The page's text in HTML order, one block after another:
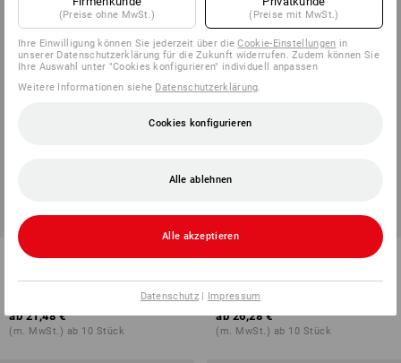
Piquékleid e.s.avida
ab 21,48 €
(m. MwSt.) ab 10 Stück
e.s. Piqué-Polo cotton stretch,
17 Farben
ab 26,28 €
(m. MwSt.) ab 10 Stück
(Preise ohne MwSt.) (Preise mit MwSt.)
Ihre Einwilligung können Sie jederzeit über dieCookie-Einstellungen in
unserer Datenschutzerklärung für die Zukunft widerrufen. Zudem können Sie
Ihre Auswahl unter "Cookies konfigurieren" individuell anpassen
Weitere Informationen siehe Datenschutzerklärung.
Cookies konfigurieren
Alle ablehnen
Alle akzeptieren
Datenschutz| Impressum